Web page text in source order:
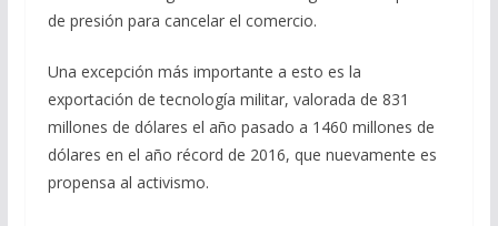
de presión para cancelar el comercio.
Una excepción más importante a esto es la
exportación de tecnología militar, valorada de 831
millones de dólares el año pasado a 1460 millones de
dólares en el año récord de 2016, que nuevamente es
propensa al activismo.